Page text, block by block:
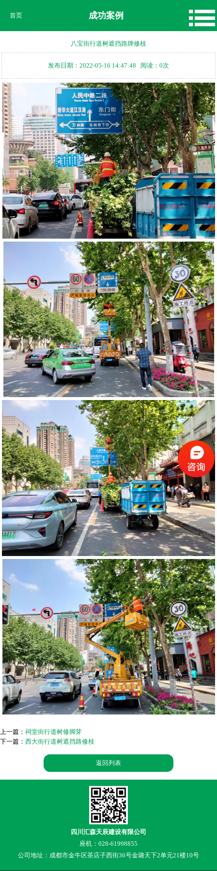
首页 成功案例
八宝街行道树遮挡路牌修枝
发布日期：2022-05-16 14:47:48 阅读：0次
上一篇： 祠堂街行道树修脚芽
下一篇： 西大街行道树遮挡路修枝
返回列表
四川汇森天辰建设有限公司
座机：028-61998855
公司地址：成都市金牛区茶店子西街36号金璐天下2单元21楼10号